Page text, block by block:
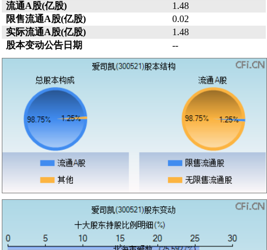
流通A股(亿股)
1.48
限售流通A股(亿股)
0.02
实际流通A股(亿股)
1.48
股本变动公告日期
--